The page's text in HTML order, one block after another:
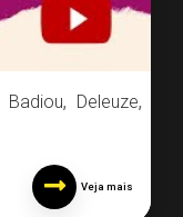
Badiou, Deleuze,
Veja mais